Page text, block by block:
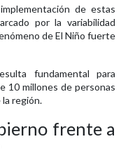
de estas
por la variabilidad
de El Niño fuerte
fundamental para
10 millones de personas
región.
frente a